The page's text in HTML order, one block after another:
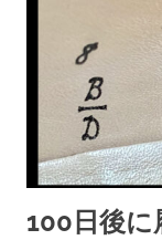
100日後に